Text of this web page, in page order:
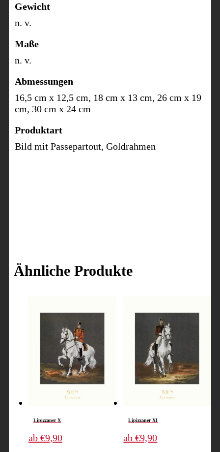
Gewicht
n. v.
Maße
n. v.
Abmessungen
16,5 cm x 12,5 cm, 18 cm x 13 cm, 26 cm x 19
cm, 30 cm x 24 cm
Produktart
Bild mit Passepartout, Goldrahmen
Ähnliche Produkte
Lipizzaner X
ab €9,90Dieses
Lipizzaner XI
ab€9,90Dieses